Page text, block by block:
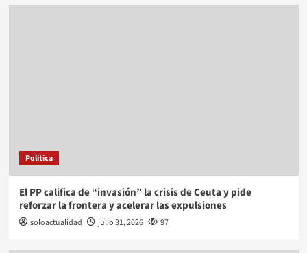
Política
El PP califica de “invasión” la crisis de Ceuta y pide
reforzar la frontera y acelerar las expulsiones
soloactualidad julio 31, 2026 97